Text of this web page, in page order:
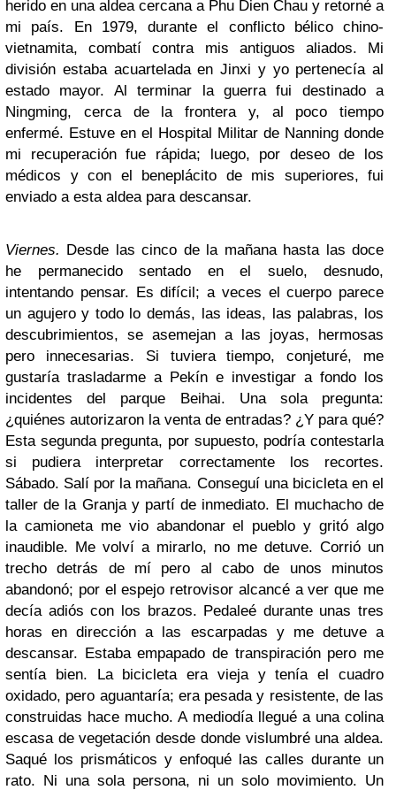
herido en una aldea cercana a Phu Dien Chau y retorné a
mi país. En 1979, durante el conflicto bélico chino-
vietnamita, combatí contra mis antiguos aliados. Mi
división estaba acuartelada en Jinxi y yo pertenecía al
estado mayor. Al terminar la guerra fui destinado a
Ningming, cerca de la frontera y, al poco tiempo
enfermé. Estuve en el Hospital Militar de Nanning donde
mi recuperación fue rápida; luego, por deseo de los
médicos y con el beneplácito de mis superiores, fui
enviado a esta aldea para descansar.
Viernes. Desde las cinco de la mañana hasta las doce
he permanecido sentado en el suelo, desnudo,
intentando pensar. Es difícil; a veces el cuerpo parece
un agujero y todo lo demás, las ideas, las palabras, los
descubrimientos, se asemejan a las joyas, hermosas
pero innecesarias. Si tuviera tiempo, conjeturé, me
gustaría trasladarme a Pekín e investigar a fondo los
incidentes del parque Beihai. Una sola pregunta:
¿quiénes autorizaron la venta de entradas? ¿Y para qué?
Esta segunda pregunta, por supuesto, podría contestarla
si pudiera interpretar correctamente los recortes.
Sábado. Salí por la mañana. Conseguí una bicicleta en el
taller de la Granja y partí de inmediato. El muchacho de
la camioneta me vio abandonar el pueblo y gritó algo
inaudible. Me volví a mirarlo, no me detuve. Corrió un
trecho detrás de mí pero al cabo de unos minutos
abandonó; por el espejo retrovisor alcancé a ver que me
decía adiós con los brazos. Pedaleé durante unas tres
horas en dirección a las escarpadas y me detuve a
descansar. Estaba empapado de transpiración pero me
sentía bien. La bicicleta era vieja y tenía el cuadro
oxidado, pero aguantaría; era pesada y resistente, de las
construidas hace mucho. A mediodía llegué a una colina
escasa de vegetación desde donde vislumbré una aldea.
Saqué los prismáticos y enfoqué las calles durante un
rato. Ni una sola persona, ni un solo movimiento. Un